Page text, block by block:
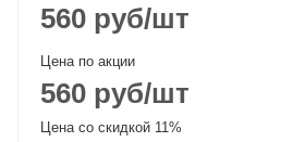
560 руб/шт
Цена по акции
560 руб/шт
Цена со скидкой 11%